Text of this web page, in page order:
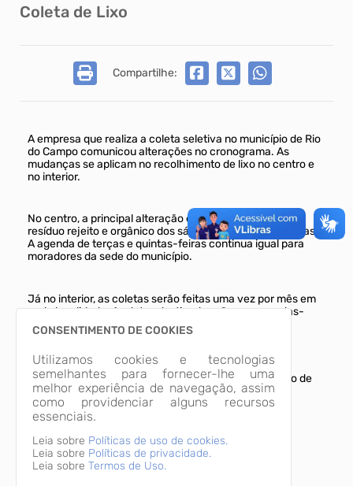
Coleta de Lixo
Compartilhe:
A empresa que realiza a coleta seletiva no município de Rio
do Campo comunicou alterações no cronograma. As
mudanças se aplicam no recolhimento de lixo no centro e
no interior.
No centro, a principal alteração é a troca da coleta de
resíduo rejeito e orgânico dos sábados para sextas-feiras.
A agenda de terças e quintas-feiras continua igual para
moradores da sede do município.
Já no interior, as coletas serão feitas uma vez por mês em
cada localidade. As datas destinadas são as segundas-
feiras. Uma região do município será atendida na 2ª
segunda-feira do mês e outra na 3ª segunda-feira.
As mudanças passam a valer a partir do dia 1º de julho de
2018.
Terça-feira : lixo rejeito e orgânico
CONSENTIMENTO DE COOKIES
Utilizamos cookies e tecnologias
semelhantes para fornecer-lhe uma
melhor experiência de navegação, assim
como providenciar alguns recursos
essenciais.
Leia sobre Políticas de uso de cookies.
Leia sobre Políticas de privacidade.
Leia sobre Termos de Uso.